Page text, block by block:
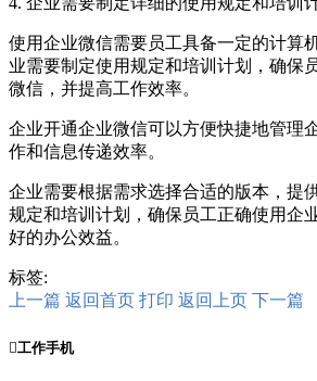
使用企业微信需要员工具备一定的计算
业需要制定使用规定和培训计划，确保
微信，并提高工作效率。
企业开通企业微信可以方便快捷地管理
作和信息传递效率。
企业需要根据需求选择合适的版本，提
规定和培训计划，确保员工正确使用企
好的办公效益。
标签:
上一篇 返回首页 打印 返回上页 下一篇
工作手机